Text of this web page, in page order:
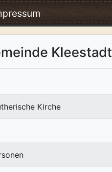
Kleestadt
Kirche